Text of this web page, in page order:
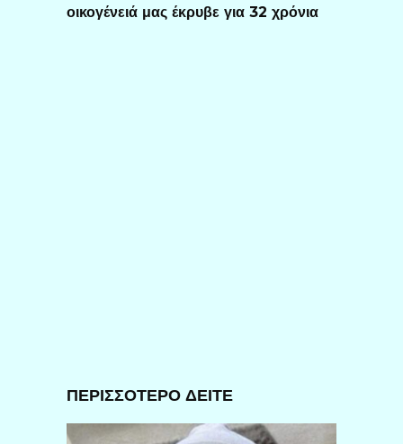
οικογένειά μας έκρυβε για 32 χρόνια
ΠΕΡΙΣΣΟΤΕΡΟ ΔΕΙΤΕ